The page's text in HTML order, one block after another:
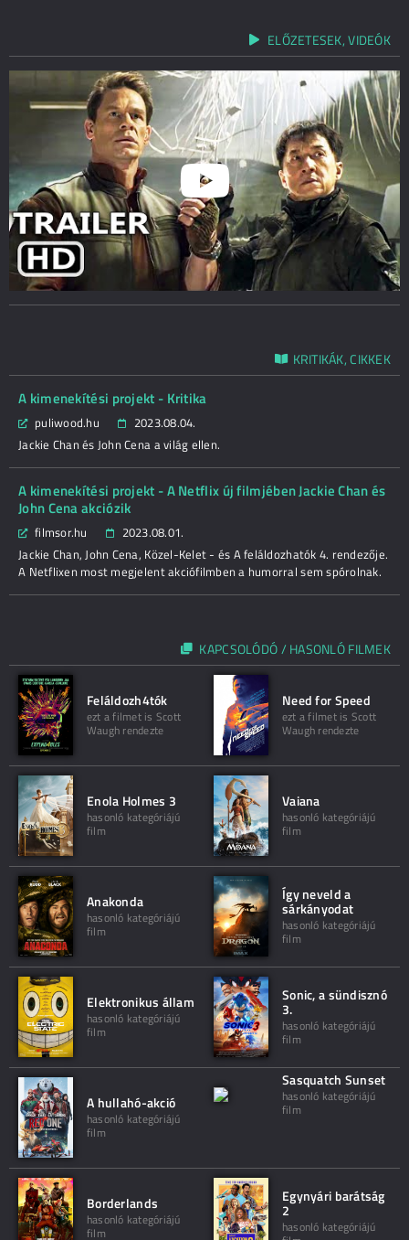
ELŐZETESEK, VIDEÓK
KRITIKÁK, CIKKEK
A kimenekítési projekt - Kritika
puliwood.hu
2023.08.04.
Jackie Chan és John Cena a világ ellen.
A kimenekítési projekt - A Netflix új filmjében Jackie Chan és
John Cena akciózik
filmsor.hu
2023.08.01.
Jackie Chan, John Cena, Közel-Kelet - és A feláldozhatók 4. rendezője.
A Netflixen most megjelent akciófilmben a humorral sem spórolnak.
KAPCSOLÓDÓ / HASONLÓ FILMEK
Feláldozh4tók
ezt a filmet is Scott
Waugh rendezte
Need for Speed
ezt a filmet is Scott
Waugh rendezte
Enola Holmes 3
hasonló kategóriájú
film
Vaiana
hasonló kategóriájú
film
Anakonda
hasonló kategóriájú
film
Így neveld a
sárkányodat
hasonló kategóriájú
film
Elektronikus állam
hasonló kategóriájú
film
Sonic, a sündisznó
3.
hasonló kategóriájú
film
A hullahó-akció
hasonló kategóriájú
film
Sasquatch Sunset
hasonló kategóriájú
film
Borderlands
hasonló kategóriájú
film
Egynyári barátság
2
hasonló kategóriájú